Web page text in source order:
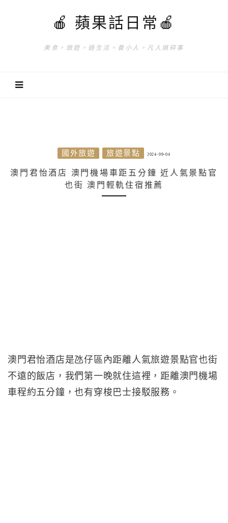
🍎 蘋果話日常🍎
美食。旅遊。過生活。養小人。凡人瑣碎事
國外旅遊 旅遊景點 2024-09-04
澳門君怡酒店 澳門機場車距五分鐘 近人氣景點官
也街 澳門輕軌住宿推薦
澳門君怡酒店是氹仔區內距離人氣旅遊景點官也街
不遠的飯店，我們第一晚就住這裡，距離澳門機場
車程約五分鐘，也有穿梭巴士接駁服務。